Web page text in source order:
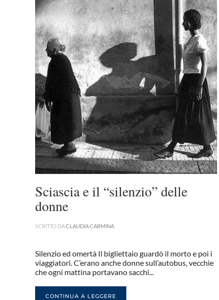
Sciascia e il “silenzio” delle
donne
SCRITTO DACLAUDIA CARMINA
Silenzio ed omertà Il bigliettaio guardò il morto e poi i
viaggiatori. C’erano anche donne sull’autobus, vecchie
che ogni mattina portavano sacchi...
CONTINUA A LEGGERE